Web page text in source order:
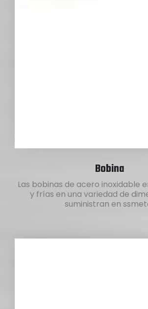
Bobina
Las bobinas de acero inoxidable
y frías en una variedad de
suministran en